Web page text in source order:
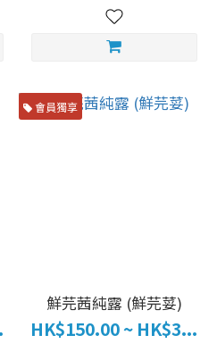
會員獨享
鮮芫茜純露 (鮮芫荽)
HK$150.00 ~ HK$3...